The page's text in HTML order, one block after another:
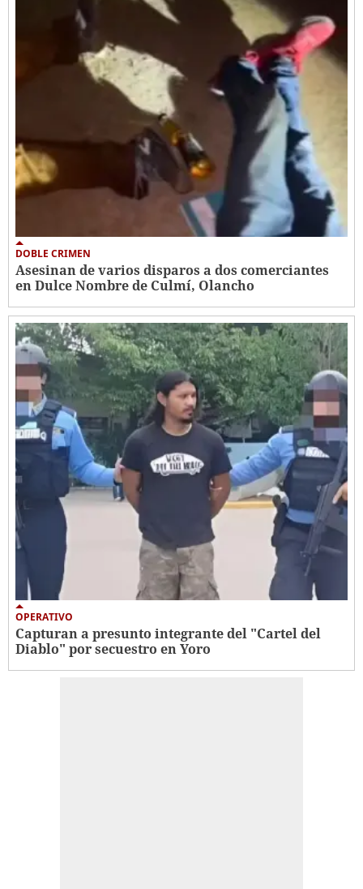
DOBLE CRIMEN
Asesinan de varios disparos a dos comerciantes
en Dulce Nombre de Culmí, Olancho
OPERATIVO
Capturan a presunto integrante del "Cartel del
Diablo" por secuestro en Yoro